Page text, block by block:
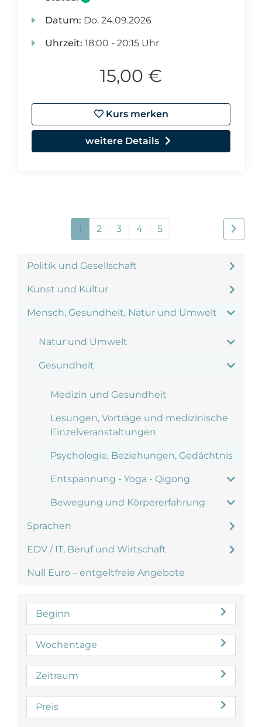
Politik und Gesellschaft
Kunst und Kultur
Mensch, Gesundheit, Natur und Umwelt
Natur und Umwelt
Gesundheit
Medizin und Gesundheit
Lesungen, Vorträge und medizinische
Einzelveranstaltungen
Psychologie, Beziehungen, Gedächtnis
Entspannung - Yoga - Qigong
Bewegung und Körpererfahrung
Sprachen
EDV / IT, Beruf und Wirtschaft
Null Euro – entgeltfreie Angebote
Beginn
Wochentage
Zeitraum
Preis
Datum: Do. 24.09.2026
Uhrzeit: 18:00 - 20:15 Uhr
15,00 €
Kurs merken
weitere Details
1 2 3 4 5